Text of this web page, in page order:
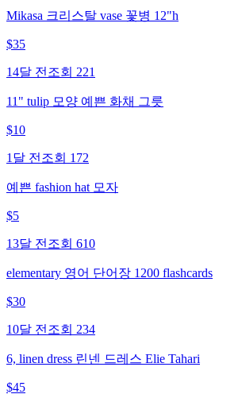
Mikasa 크리스탈 vase 꽃병 12"h
$35
14달 전 조회 221
11" tulip 모양 예쁜 화채 그릇
$10
1달 전 조회 172
예쁜 fashion hat 모자
$5
13달 전 조회 610
elementary 영어 단어장 1200 flashcards
$30
10달 전 조회 234
6, linen dress 린넨 드레스 Elie Tahari
$45